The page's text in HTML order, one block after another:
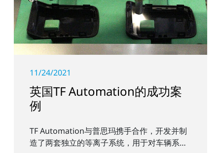
11/24/2021
英国TF Automation的成功案
例
TF Automation与普思玛携手合作，开发并制
造了两套独立的等离子系统，用于对车辆系统